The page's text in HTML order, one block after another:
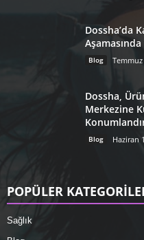
Dossha’da
Blog
Dossha,
Merkezine
Blog Haziran
POPÜLER
Sağlık